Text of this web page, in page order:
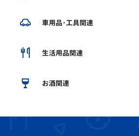
車用品･工具関連
生活用品関連
お酒関連